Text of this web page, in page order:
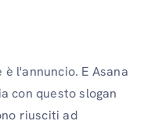
l'annuncio. E Asana
con questo slogan
riusciti ad